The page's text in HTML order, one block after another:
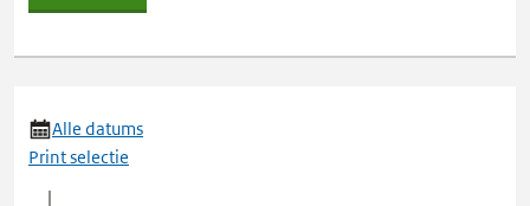
Alle datums
Print selectie